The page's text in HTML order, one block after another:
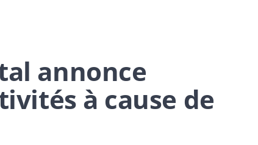
annonce
à cause de